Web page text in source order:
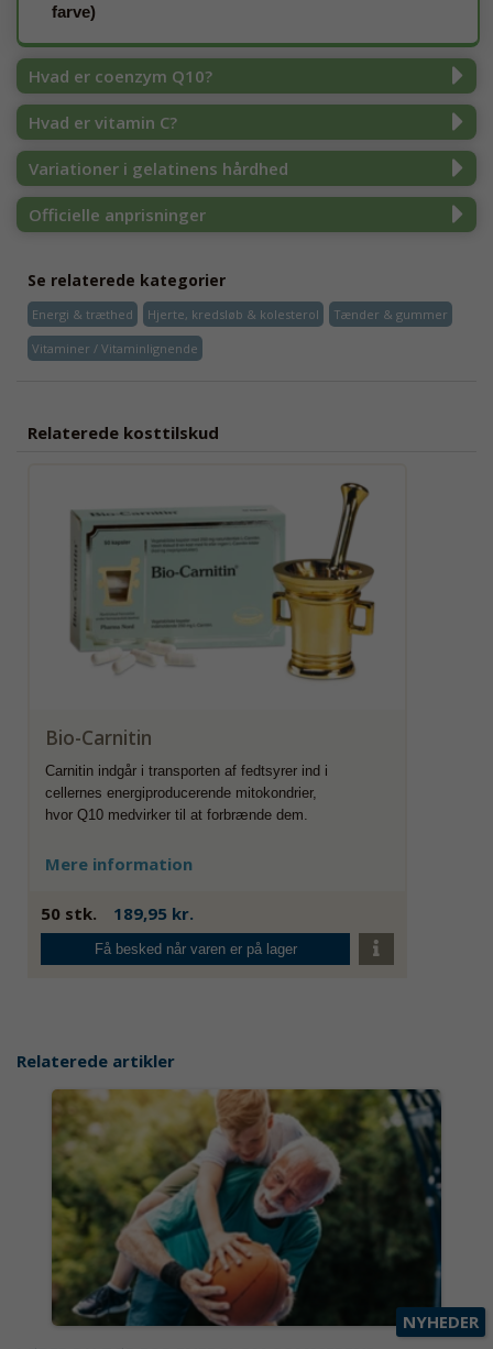
farve)
Hvad er coenzym Q10?
Hvad er vitamin C?
Variationer i gelatinens hårdhed
Officielle anprisninger
Se relaterede kategorier
Energi & træthed Hjerte, kredsløb & kolesterol Tænder & gummer
Vitaminer / Vitaminlignende
Relaterede kosttilskud
Bio-Carnitin
Carnitin indgår i transporten af fedtsyrer ind i
cellernes energiproducerende mitokondrier,
hvor Q10 medvirker til at forbrænde dem.
Mere information
50 stk. 189,95 kr.
Få besked når varen er på lager
Relaterede artikler
NYHEDER